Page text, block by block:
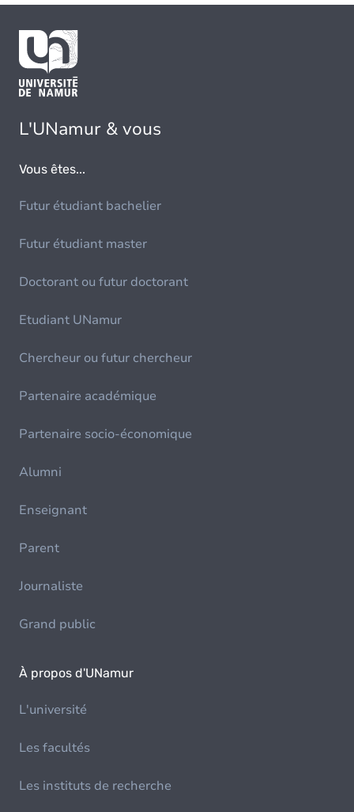
L'UNamur & vous
Vous êtes...
Futur étudiant bachelier
Futur étudiant master
Doctorant ou futur doctorant
Etudiant UNamur
Chercheur ou futur chercheur
Partenaire académique
Partenaire socio-économique
Alumni
Enseignant
Parent
Journaliste
Grand public
À propos d'UNamur
L'université
Les facultés
Les instituts de recherche